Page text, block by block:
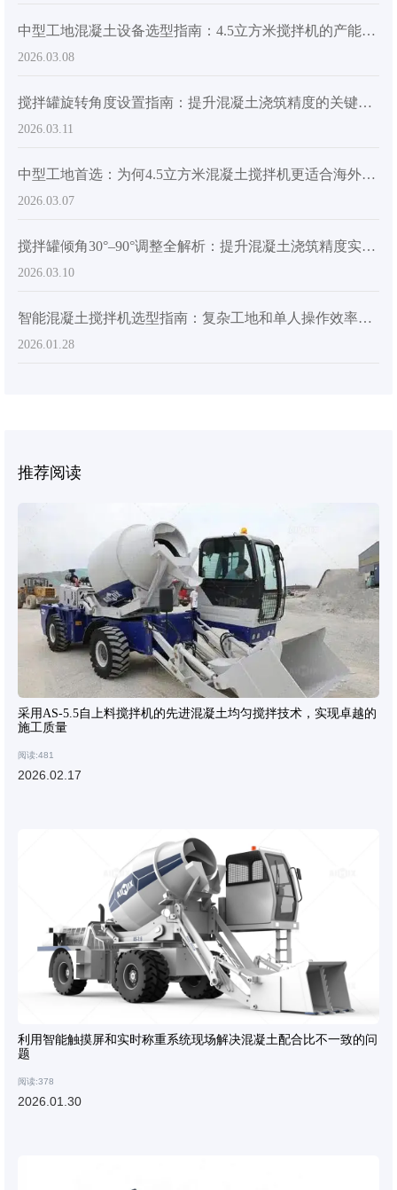
中型工地混凝土设备选型指南：4.5立方米搅拌机的产能与成本效益解析
2026.03.08
搅拌罐旋转角度设置指南：提升混凝土浇筑精度的关键技术
2026.03.11
中型工地首选：为何4.5立方米混凝土搅拌机更适合海外市场？
2026.03.07
搅拌罐倾角30°–90°调整全解析：提升混凝土浇筑精度实战指南
2026.03.10
智能混凝土搅拌机选型指南：复杂工地和单人操作效率的关键优势
2026.01.28
推荐阅读
采用AS-5.5自上料搅拌机的先进混凝土均匀搅拌技术，实现卓越的
施工质量
阅读:481
2026.02.17
利用智能触摸屏和实时称重系统现场解决混凝土配合比不一致的问
题
阅读:378
2026.01.30